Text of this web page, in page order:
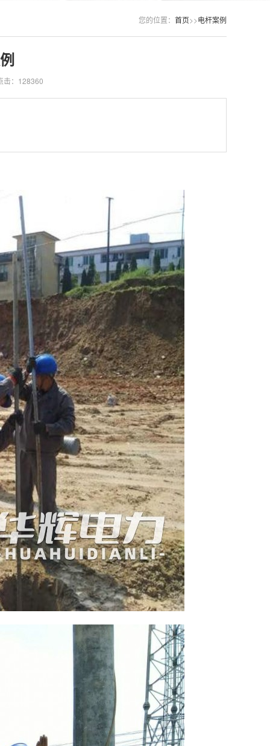
您的位置： 首页>>电杆案例
击：128360